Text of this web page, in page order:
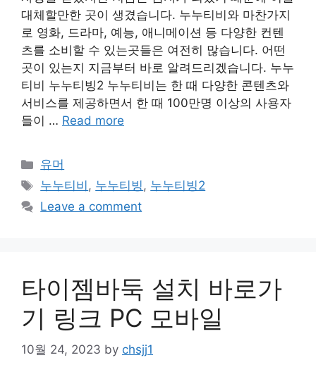
대체할만한 곳이 생겼습니다. 누누티비와 마찬가지
로 영화, 드라마, 예능, 애니메이션 등 다양한 컨텐
츠를 소비할 수 있는곳들은 여전히 많습니다. 어떤
곳이 있는지 지금부터 바로 알려드리겠습니다. 누누
티비 누누티빙2 누누티비는 한 때 다양한 콘텐츠와
서비스를 제공하면서 한 때 100만명 이상의 사용자
들이 … Read more
Categories
유머
Tags
누누티비 , 누누티빙, 누누티빙2
Leave a comment
타이젬바둑 설치 바로가
기 링크 PC 모바일
10월 24, 2023 by chsjj1